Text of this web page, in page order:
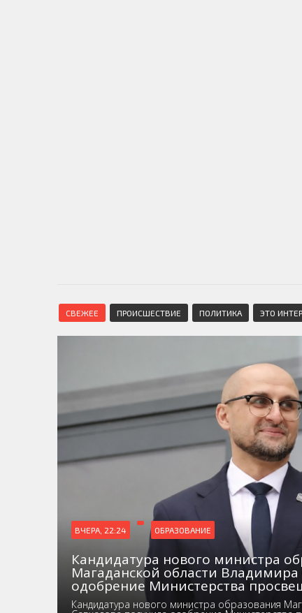
СВЕЖЕЕ ПРОИСШЕСТВИЕ ПОЛИТИКА ЭТО
ВЧЕРА, 22:24 ОБРАЗОВАНИЕ
Кандидатура нового министра
Магаданской области Владимира
одобрение Министерства
Кандидатура нового министра образования